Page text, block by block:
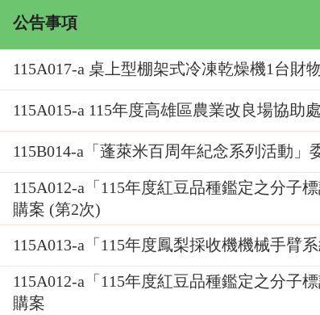
公告事項
115A017-a 桌上型棚架式冷凍乾燥機1台財
115A015-a 115年度高雄區農業改良場協
115B014-a「蓬萊米百周年紀念系列活動」
115A012-a「115年度紅豆品種鑑定之分子
購案 (第2次)
115A013-a「115年度鳳梨採收機機械手臂
115A012-a「115年度紅豆品種鑑定之分子
購案